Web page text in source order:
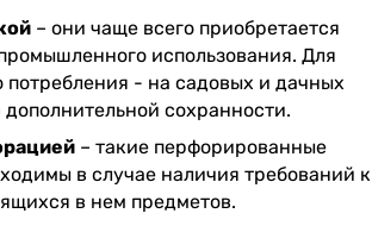
– они чаще всего приобретается
использования. Для
потребления - на садовых и дачных
сохранности.
– такие перфорированные
в случае наличия требований к
в нем предметов.